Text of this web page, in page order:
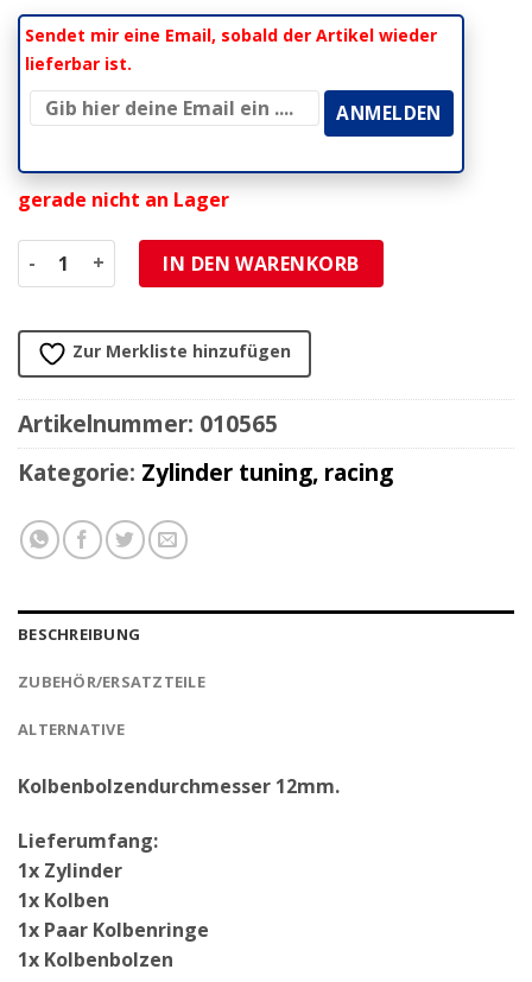
war:
CHF169.90
ist:
CHF134.90.
Sendet mir eine Email, sobald der Artikel wieder
lieferbar ist.
gerade nicht an Lager
Zylinderkit DR 43mm Axe 12mm Guss Piaggio Ciao/SI
IN DEN WARENKORB
Zur Merkliste hinzufügen
Artikelnummer: 010565
Kategorie: Zylinder tuning, racing
BESCHREIBUNG
ZUBEHÖR/ERSATZTEILE
ALTERNATIVE
Kolbenbolzendurchmesser 12mm.
Lieferumfang:
1x Zylinder
1x Kolben
1x Paar Kolbenringe
1x Kolbenbolzen